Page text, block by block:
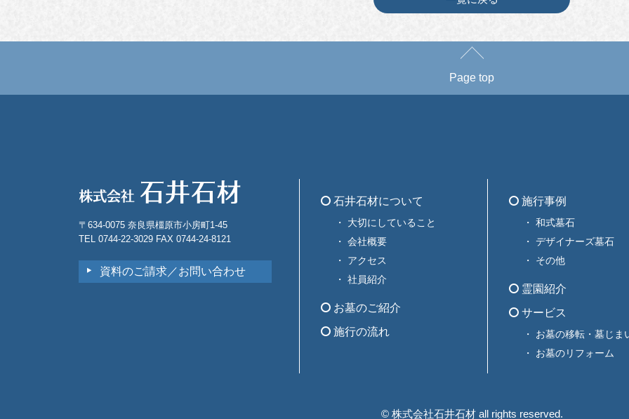
Page top
〒634-0075 奈良県橿原市小房町1-45
TEL 0744-22-3029 FAX 0744-24-8121
資料のご請求／お問い合わせ
石井石材について
大切にしていること
会社概要
アクセス
社員紹介
お墓のご紹介
施行の流れ
施行事例
和式墓石
デザイナーズ墓石
その他
霊園紹介
サービス
お墓の移転・墓じま
お墓のリフォーム
© 株式会社石井石材 all rights reserved.